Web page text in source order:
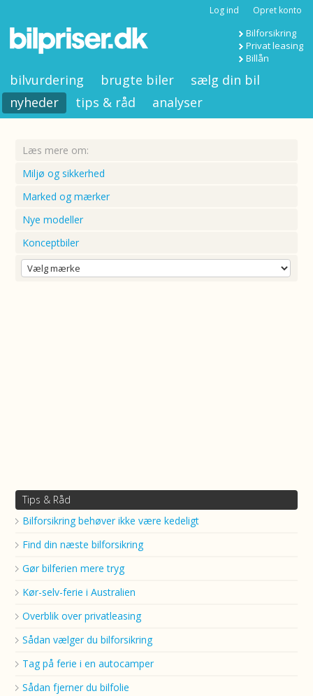
Log ind Opret konto
Bilforsikring
Privat leasing
Billån
bilvurdering brugte biler
sælg din bil
nyheder
tips & råd analyser
Læs mere om:
Miljø og sikkerhed
Marked og mærker
Nye modeller
Konceptbiler
Tips & Råd
Bilforsikring behøver ikke være kedeligt
Find din næste bilforsikring
Gør bilferien mere tryg
Kør-selv-ferie i Australien
Overblik over privatleasing
Sådan vælger du bilforsikring
Tag på ferie i en autocamper
Sådan fjerner du bilfolie